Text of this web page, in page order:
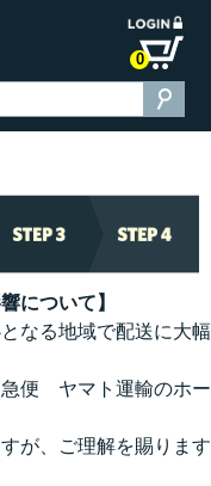
0
について】
なる地域で配送に大幅
急便 ヤマト運輸のホー
が、ご理解を賜ります